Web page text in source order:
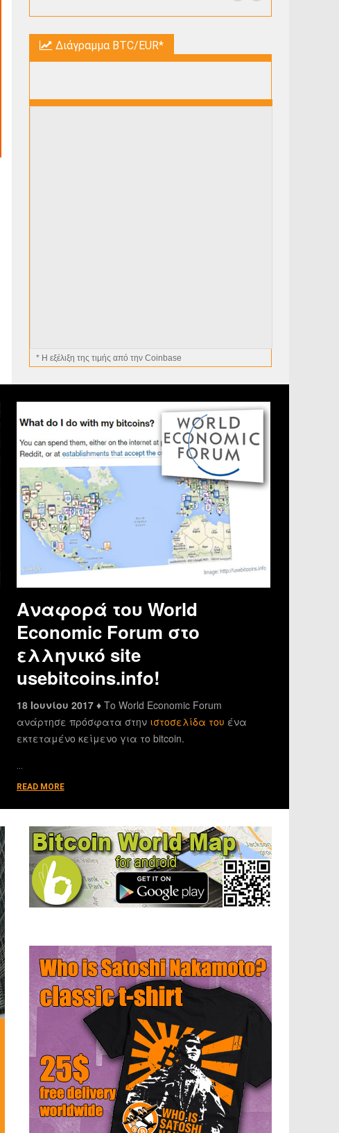
Διάγραμμα BTC/EUR*
* H εξέλιξη της τιμής από την Coinbase
Αναφορά του World
Economic Forum στο
ελληνικό site
usebitcoins.info!
18 Ιουνίου 2017 ♦ Το World Economic Forum
ανάρτησε πρόσφατα στην ιστοσελίδα του ένα
εκτεταμένο κείμενο για το bitcoin.
READ MORE